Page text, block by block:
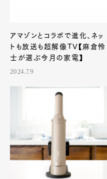
アマゾンとコラボで進化、ネッ
トも放送も超解像TV【麻倉怜
士が選ぶ今月の家電】
2024.7.9